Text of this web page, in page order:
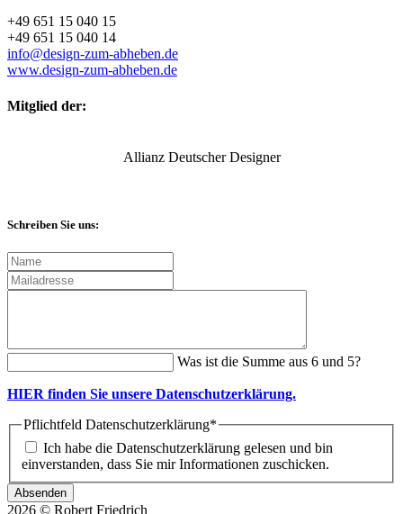
+49 651 15 040 15
+49 651 15 040 14
info@design-zum-abheben.de
www.design-zum-abheben.de
Mitglied der:
Allianz Deutscher Designer
Schreiben Sie uns:
Was ist die Summe aus 6 und 5?
HIER finden Sie unsere Datenschutzerklärung.
Pflichtfeld Datenschutzerklärung*
Ich habe die Datenschutzerklärung gelesen und bin
einverstanden, dass Sie mir Informationen zuschicken.
2026 © Robert Friedrich